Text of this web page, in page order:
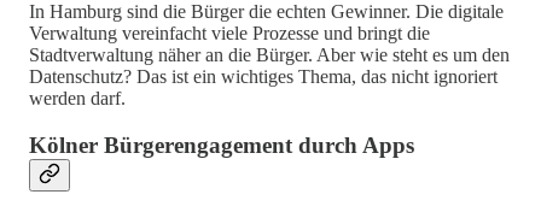
In Hamburg sind die Bürger die echten Gewinner. Die digitale
Verwaltung vereinfacht viele Prozesse und bringt die
Stadtverwaltung näher an die Bürger. Aber wie steht es um den
Datenschutz? Das ist ein wichtiges Thema, das nicht ignoriert
werden darf.
Kölner Bürgerengagement durch Apps